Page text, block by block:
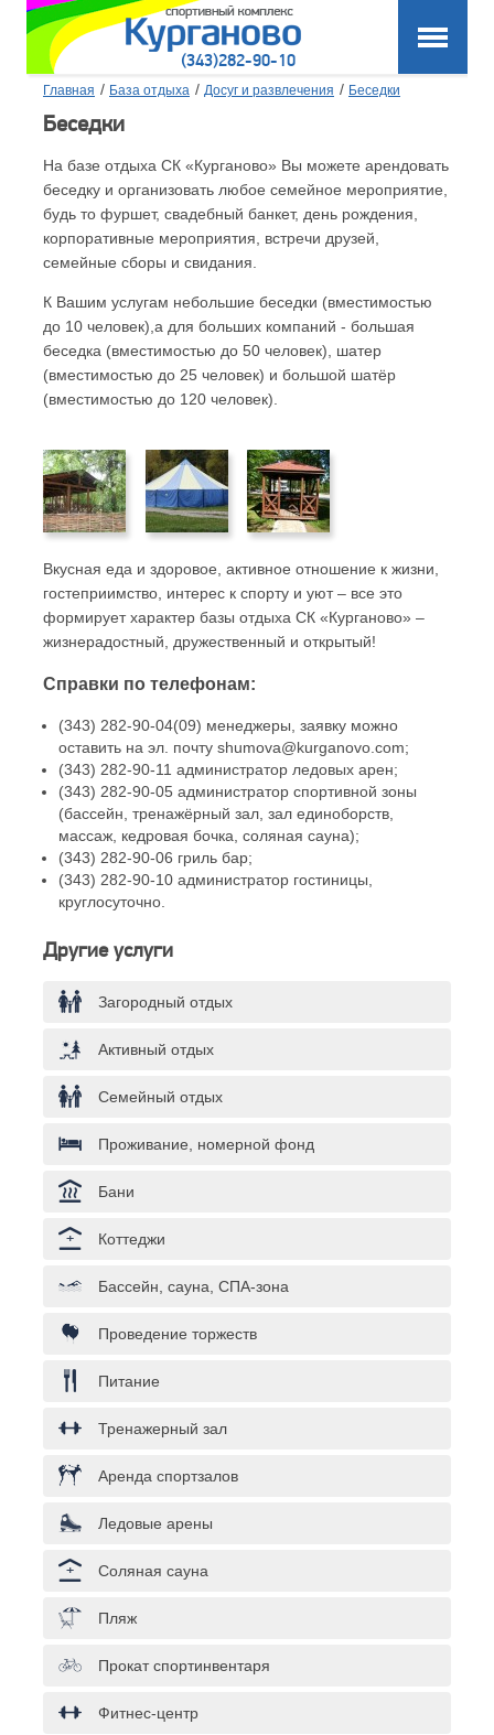
(343)282-90-10
Главная / База отдыха / Досуг и развлечения / Беседки
Беседки
На базе отдыха СК «Курганово» Вы можете арендовать
беседку и организовать любое семейное мероприятие,
будь то фуршет, свадебный банкет, день рождения,
корпоративные мероприятия, встречи друзей,
семейные сборы и свидания.
К Вашим услугам небольшие беседки (вместимостью
до 10 человек),а для больших компаний - большая
беседка (вместимостью до 50 человек), шатер
(вместимостью до 25 человек) и большой шатёр
(вместимостью до 120 человек).
Вкусная еда и здоровое, активное отношение к жизни,
гостеприимство, интерес к спорту и уют – все это
формирует характер базы отдыха СК «Курганово» –
жизнерадостный, дружественный и открытый!
Справки по телефонам:
(343) 282-90-04(09) менеджеры, заявку можно
оставить на эл. почту shumova@kurganovo.com;
(343) 282-90-11 администратор ледовых арен;
(343) 282-90-05 администратор спортивной зоны
(бассейн, тренажёрный зал, зал единоборств,
массаж, кедровая бочка, соляная сауна);
(343) 282-90-06 гриль бар;
(343) 282-90-10 администратор гостиницы,
круглосуточно.
Другие услуги
Загородный отдых
Активный отдых
Семейный отдых
Проживание, номерной фонд
Бани
Коттеджи
Бассейн, сауна, СПА-зона
Проведение торжеств
Питание
Тренажерный зал
Аренда спортзалов
Ледовые арены
Соляная сауна
Пляж
Прокат спортинвентаря
Фитнес-центр